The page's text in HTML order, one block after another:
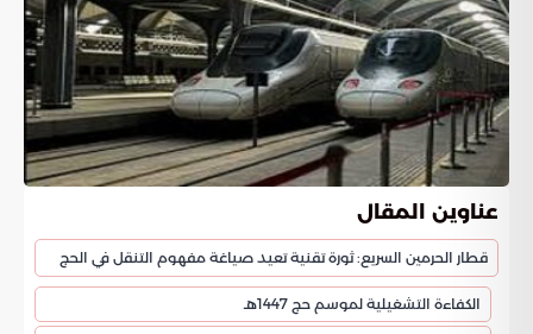
عناوين المقال
قطار الحرمين السريع: ثورة تقنية تعيد صياغة مفهوم التنقل في الحج
الكفاءة التشغيلية لموسم حج 1447هـ